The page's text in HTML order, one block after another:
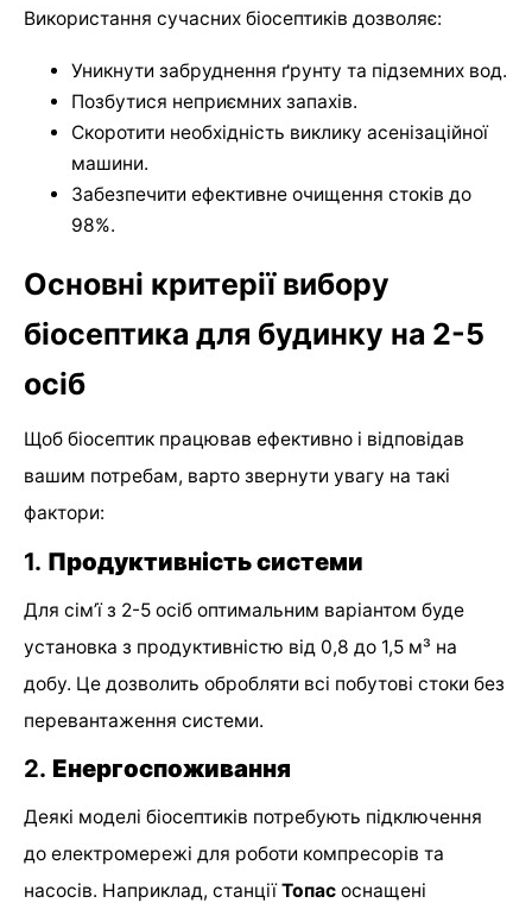
Використання сучасних біосептиків дозволяє:
Уникнути забруднення ґрунту та підземних вод.
Позбутися неприємних запахів.
Скоротити необхідність виклику асенізаційної
машини.
Забезпечити ефективне очищення стоків до
98%.
Основні критерії вибору
біосептика для будинку на 2-5
осіб
Щоб біосептик працював ефективно і відповідав
вашим потребам, варто звернути увагу на такі
фактори:
1. Продуктивність системи
Для сім’ї з 2-5 осіб оптимальним варіантом буде
установка з продуктивністю від 0,8 до 1,5 м³ на
добу. Це дозволить обробляти всі побутові стоки без
перевантаження системи.
2. Енергоспоживання
Деякі моделі біосептиків потребують підключення
до електромережі для роботи компресорів та
насосів. Наприклад, станціїТопас оснащені